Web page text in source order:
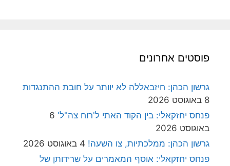
פוסטים אחרונים
גרשון הכהן: חיזבאללה לא יוותר על חובת ההתנגדות
8 באוגוסט 2026
פנחס יחזקאלי: בין הקוד האתי ל'רוח צה"ל' 6
באוגוסט 2026
גרשון הכהן: ממלכתיות, צו השעה! 4 באוגוסט 2026
פנחס יחזקאלי: אוסף המאמרים על שרידותן של